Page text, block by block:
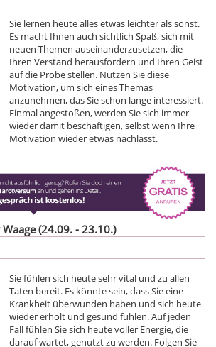
Sie lernen heute alles etwas leichter als sonst.
Es macht Ihnen auch sichtlich Spaß, sich mit
neuen Themen auseinanderzusetzen, die
Ihren Verstand herausfordern und Ihren Geist
auf die Probe stellen. Nutzen Sie diese
Motivation, um sich eines Themas
anzunehmen, das Sie schon lange interessiert.
Einmal angestoßen, werden Sie sich immer
wieder damit beschäftigen, selbst wenn Ihre
Motivation wieder etwas nachlässt.
(24.09. - 23.10.)
Sie fühlen sich heute sehr vital und zu allen
Taten bereit. Es könnte sein, dass Sie eine
Krankheit überwunden haben und sich heute
wieder erholt und gesund fühlen. Auf jeden
Fall fühlen Sie sich heute voller Energie, die
darauf wartet, genutzt zu werden. Folgen Sie